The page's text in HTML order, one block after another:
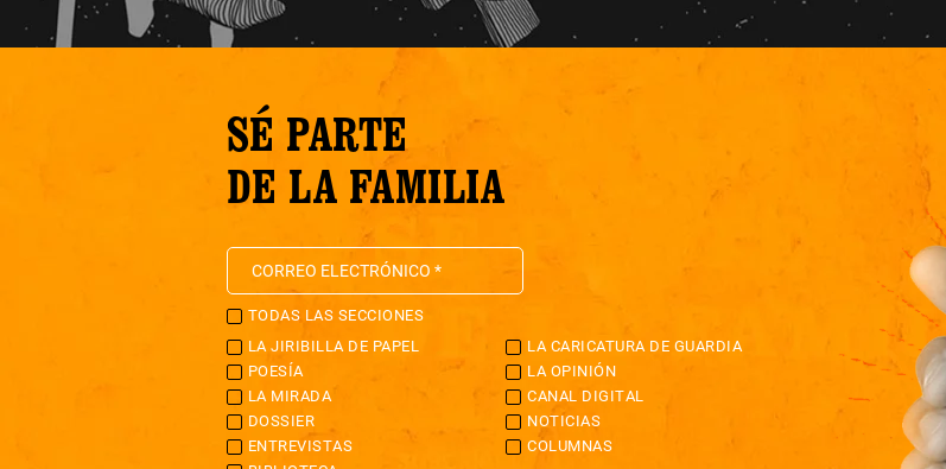
SÉ PARTE
DE LA FAMILIA
TODAS LAS SECCIONES
LA JIRIBILLA DE PAPEL
LA CARICATURA DE GUARDIA
POESÍA
LA OPINIÓN
LA MIRADA
CANAL DIGITAL
DOSSIER
NOTICIAS
ENTREVISTAS
COLUMNAS